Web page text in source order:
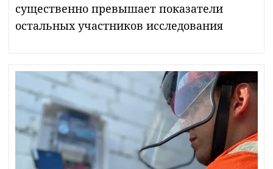
существенно превышает показатели
остальных участников исследования